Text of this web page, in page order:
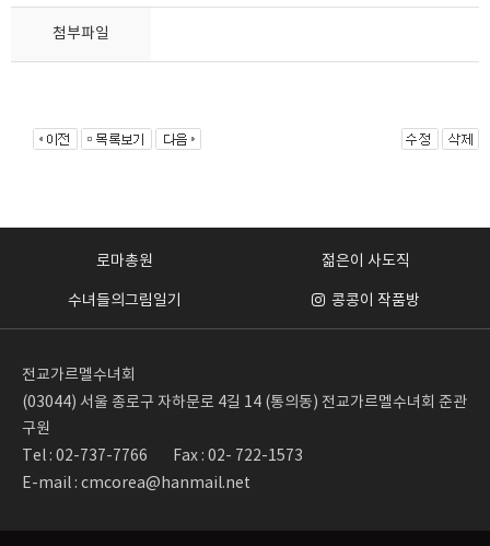
첨부파일
로마총원 젊은이 사도직
수녀들의그림일기 콩콩이 작품방
전교가르멜수녀회
(03044) 서울 종로구 자하문로 4길 14 (통의동) 전교가르멜수녀회 준관
구원
Tel : 02-737-7766
Fax : 02- 722-1573
E-mail : cmcorea@hanmail.net